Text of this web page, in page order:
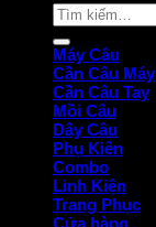
Tìm
kiếm:
Máy Câu
Cần Câu Máy
Cần Câu Tay
Mồi Câu
Dây Câu
Phụ Kiện
Combo
Linh Kiện
Trang Phục
Cửa hàng